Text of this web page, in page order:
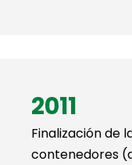
2011
Finalización de
contenedores